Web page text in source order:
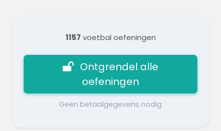
1157 voetbal oefeningen
Ontgrendel alle
oefeningen
Geen betaalgegevens nodig